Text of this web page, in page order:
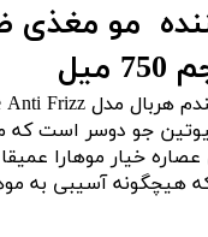
مو مغذی
جو دوسر است که
خیار موهارا
هیچگونه آسیبی به